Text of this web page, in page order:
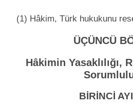
(1) Hâkim, Türk hukukunu
ÜÇÜNCÜ
Hâkimin Yasaklılığı,
BİRİNCİ